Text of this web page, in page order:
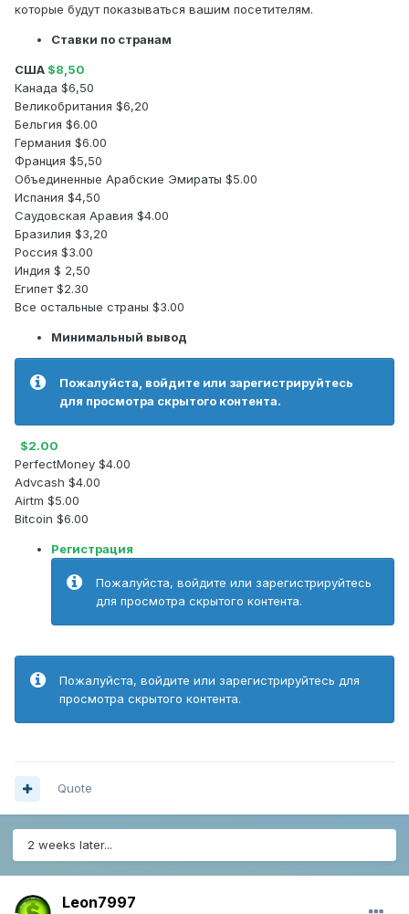
которые будут показываться вашим посетителям.
Ставки по странам
США $8,50
Канада $6,50
Великобритания $6,20
Бельгия $6.00
Германия $6.00
Франция $5,50
Объединенные Арабские Эмираты $5.00
Испания $4,50
Саудовская Аравия $4.00
Бразилия $3,20
Россия $3.00
Индия $ 2,50
Египет $2.30
Все остальные страны $3.00
Минимальный вывод
Пожалуйста, войдите или зарегистрируйтесь
для просмотра скрытого контента.
$2.00
PerfectMoney $4.00
Advcash $4.00
Airtm $5.00
Bitcoin $6.00
Регистрация
Пожалуйста, войдите или зарегистрируйтесь
для просмотра скрытого контента.
Пожалуйста, войдите или зарегистрируйтесь для
просмотра скрытого контента.
Quote
2 weeks later...
Leon7997